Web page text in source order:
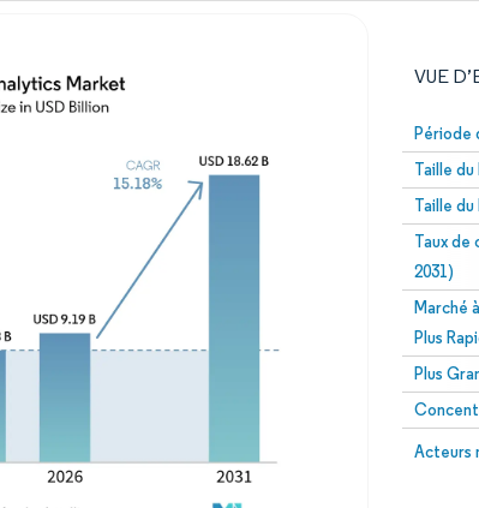
VUE
Période
Taille du
Taille du
Taux de
2031)
Marché
Plus
Plus
Acteurs
Image ©
Image © Mordor Intelligence. La réutilisation nécessite une